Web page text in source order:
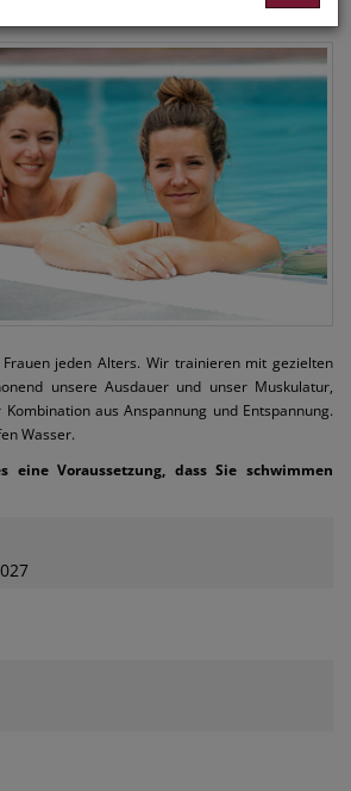
jeden Alters. Wir trainieren mit gezielten
unsere Ausdauer und unser Muskulatur,
aus Anspannung und Entspannung.
Wasser.
eine Voraussetzung, dass Sie schwimmen